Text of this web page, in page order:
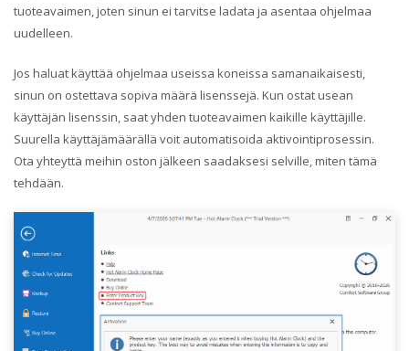
tuoteavaimen, joten sinun ei tarvitse ladata ja asentaa ohjelmaa
uudelleen.
Jos haluat käyttää ohjelmaa useissa koneissa samanaikaisesti,
sinun on ostettava sopiva määrä lisenssejä. Kun ostat usean
käyttäjän lisenssin, saat yhden tuoteavaimen kaikille käyttäjille.
Suurella käyttäjämäärällä voit automatisoida aktivointiprosessin.
Ota yhteyttä meihin oston jälkeen saadaksesi selville, miten tämä
tehdään.